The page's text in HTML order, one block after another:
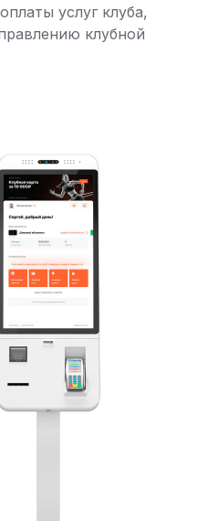
услуг клуба,
клубной